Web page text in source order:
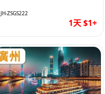
JH-ZSGS222
1天 $1+